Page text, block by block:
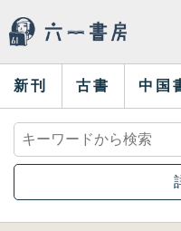
新刊 古書 中国